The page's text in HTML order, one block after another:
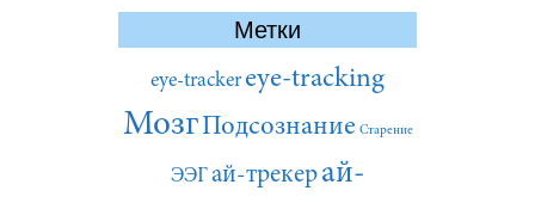
Метки
eye-tracker eye-tracking
МозгПодсознание Старение
ЭЭГай-трекерай-